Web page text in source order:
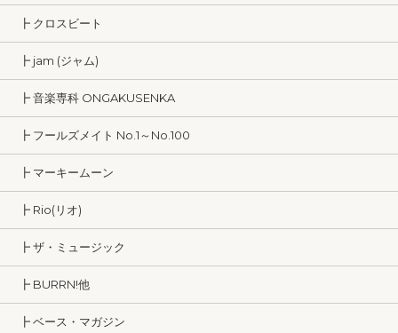
┣ クロスビート
┣ jam (ジャム)
┣ 音楽専科 ONGAKUSENKA
┣ フールズメイト No.1～No.100
┣ マーキームーン
┣ Rio(リオ)
┣ ザ・ミュージック
┣ BURRN!他
┣ ベース・マガジン